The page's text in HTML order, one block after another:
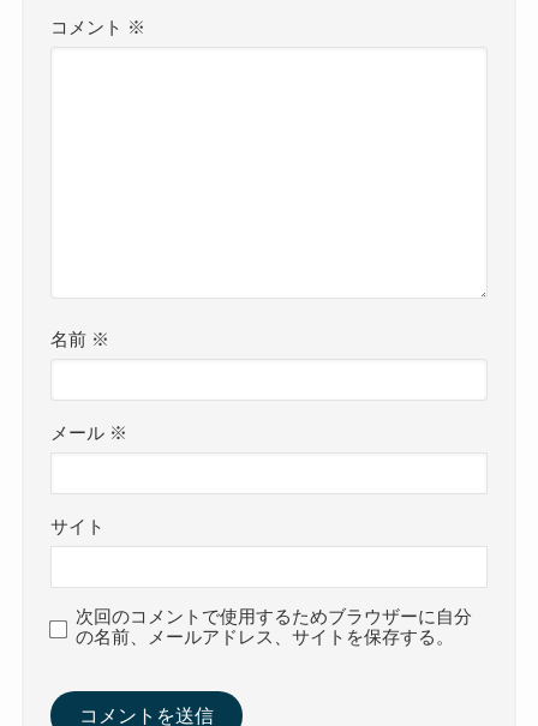
コメント ※
名前 ※
メール ※
サイト
次回のコメントで使用するためブラウザーに自分
の名前、メールアドレス、サイトを保存する。